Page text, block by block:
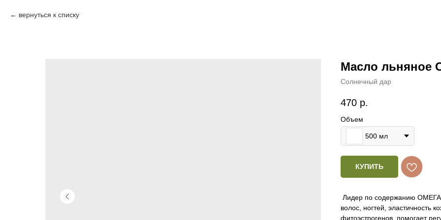
вернуться к списку
Масло льняное
Солнечный дар
470 р.
Объем
500 мл
КУПИТЬ
Лидер по содержанию
волос, ногтей, эластичность
фитоэстрогенов, помогает